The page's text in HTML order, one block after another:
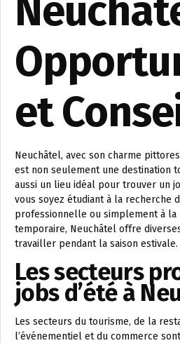
et
Neuchâtel, avec son charme
est non seulement une destination
aussi un lieu idéal pour trouver un
vous soyez étudiant à la recherche
professionnelle ou simplement à la
temporaire, Neuchâtel offre
travailler pendant la saison estivale.
Les secteurs
jobs d’été à
Les secteurs du tourisme, de la
l’événementiel et du commerce